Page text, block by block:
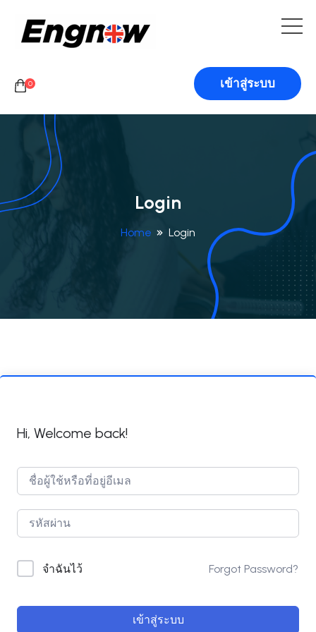
0 เข้าสู่ระบบ
Login
Home Login
Hi, Welcome back!
จำฉันไว้ Forgot Password?
เข้าสู่ระบบ